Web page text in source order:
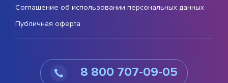
Соглашение об использовании персональных данных
Публичная оферта
8 800 707-09-05